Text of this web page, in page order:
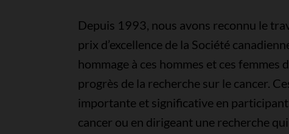
Depuis 1993, nous avons reconnu le
prix d’excellence de la Société
hommage à ces hommes et ces
progrès de la recherche sur le cancer.
importante et significative en
cancer ou en dirigeant une recherche